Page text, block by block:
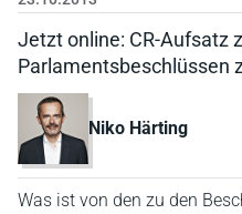
Jetzt online: CR-Aufsatz
Parlamentsbeschlüssen
Niko Härting
Was ist von den zu den